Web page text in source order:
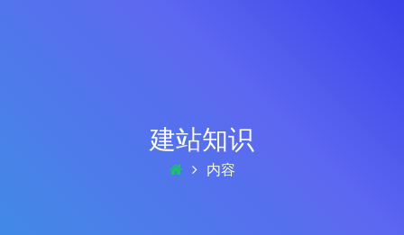
建站知识
内容